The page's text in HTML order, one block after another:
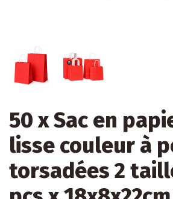
50 x Sac en
lisse couleur à
torsadées 2